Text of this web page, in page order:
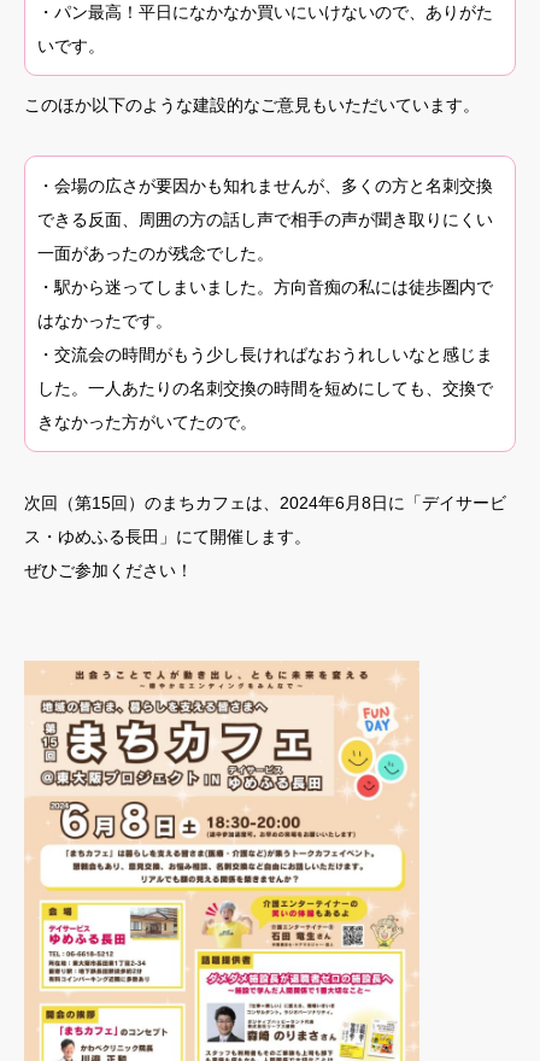
・パン最高！平日になかなか買いにいけないので、ありがた
いです。
このほか以下のような建設的なご意見もいただいています。
・会場の広さが要因かも知れませんが、多くの方と名刺交換
できる反面、周囲の方の話し声で相手の声が聞き取りにくい
一面があったのが残念でした。
・駅から迷ってしまいました。方向音痴の私には徒歩圏内で
はなかったです。
・交流会の時間がもう少し長ければなおうれしいなと感じま
した。一人あたりの名刺交換の時間を短めにしても、交換で
きなかった方がいてたので。
次回（第15回）のまちカフェは、2024年6月8日に「デイサービ
ス・ゆめふる長田」にて開催します。
ぜひご参加ください！